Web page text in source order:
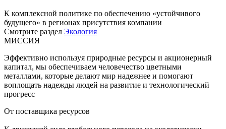
К комплексной политике по обеспечению «устойчивого
будущего» в регионах присутствия компании
Смотрите раздел Экология
МИССИЯ
Эффективно используя природные ресурсы и акционерный
капитал, мы обеспечиваем человечество цветными
металлами, которые делают мир надежнее и помогают
воплощать надежды людей на развитие и технологический
прогресс
От поставщика ресурсов